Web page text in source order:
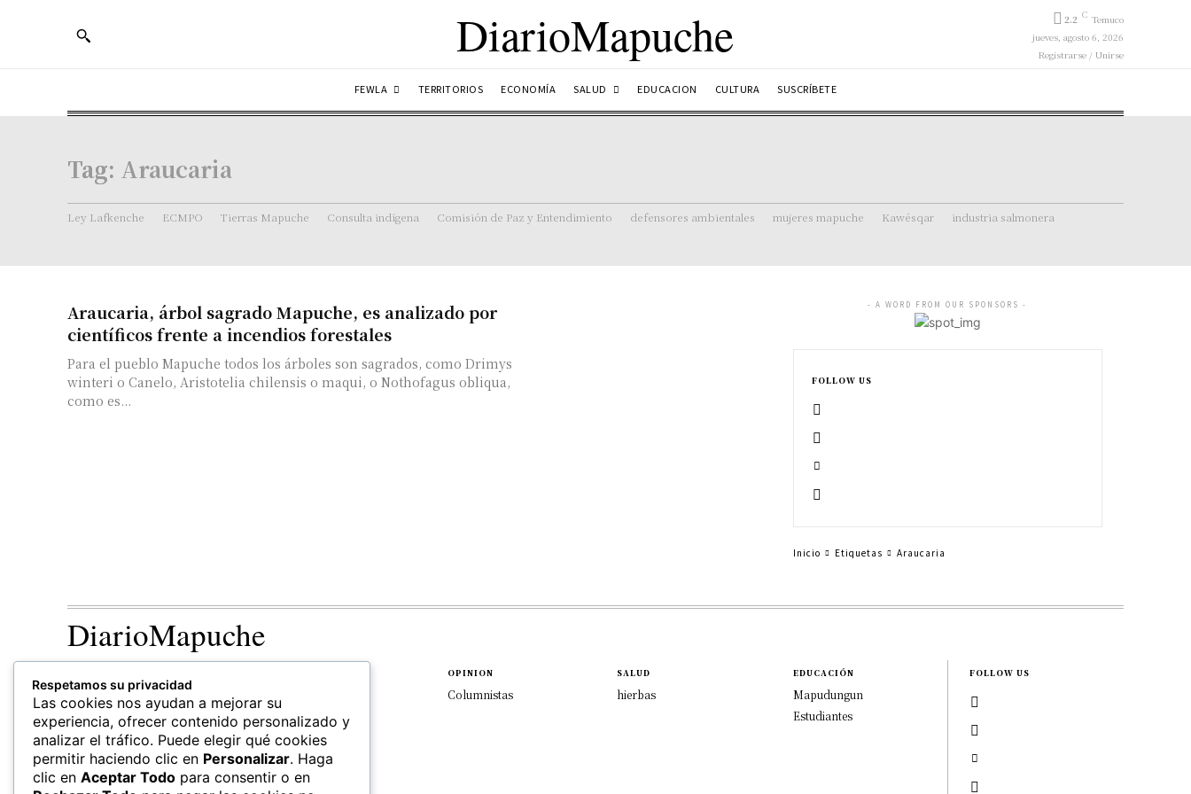
DiarioMapuche 2.2 C Temuco
jueves, agosto 6, 2026
Registrarse / Unirse
FEWLA TERRITORIOS ECONOMÍA SALUD EDUCACION CULTURA SUSCRÍBETE
Tag: Araucaria
Ley Lafkenche ECMPO Tierras Mapuche Consulta indígena Comisión de Paz y Entendimiento defensores ambientales mujeres mapuche Kawésqar industria salmonera
Araucaria, árbol sagrado Mapuche, es analizado por
científicos frente a incendios forestales
Para el pueblo Mapuche todos los árboles son sagrados, como Drimys
winteri o Canelo, Aristotelia chilensis o maqui, o Nothofagus obliqua,
como es...
- A WORD FROM OUR SPONSORS -
FOLLOW US
Inicio Etiquetas Araucaria
DiarioMapuche
OPINION
Columnistas
SALUD
hierbas
EDUCACIÓN
Mapudungun
Estudiantes
FOLLOW US
Respetamos su privacidad
Las cookies nos ayudan a mejorar su
experiencia, ofrecer contenido personalizado y
analizar el tráfico. Puede elegir qué cookies
permitir haciendo clic en Personalizar. Haga
clic en Aceptar Todo para consentir o en